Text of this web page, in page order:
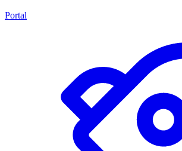
Portal